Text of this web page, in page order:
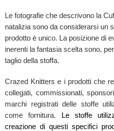
Le fotografie che descrivono la
natalizia sono da considerarsi un
prodotto è unico. La posizione di
inerenti la fantasia scelta sono,
taglio della stoffa.
Crazed Knitters e i prodotti che
collegati, commissionati,
marchi registrati delle stoffe
come fornitura.
Le stoffe
creazione di questi specifici